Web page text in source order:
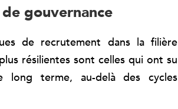
gouvernance
de recrutement dans la filière
résilientes sont celles qui ont su
long terme, au-delà des cycles